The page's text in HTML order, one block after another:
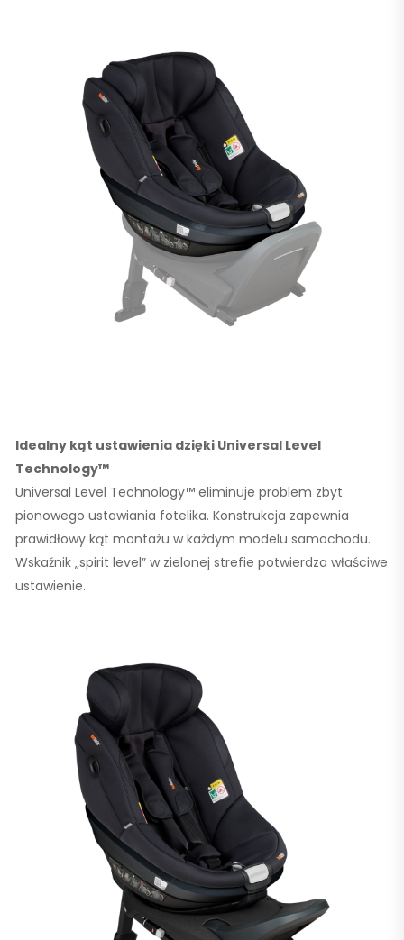
Idealny kąt ustawienia dzięki Universal Level
Technology™
Universal Level Technology™ eliminuje problem zbyt
pionowego ustawiania fotelika. Konstrukcja zapewnia
prawidłowy kąt montażu w każdym modelu samochodu.
Wskaźnik „spirit level” w zielonej strefie potwierdza właściwe
ustawienie.